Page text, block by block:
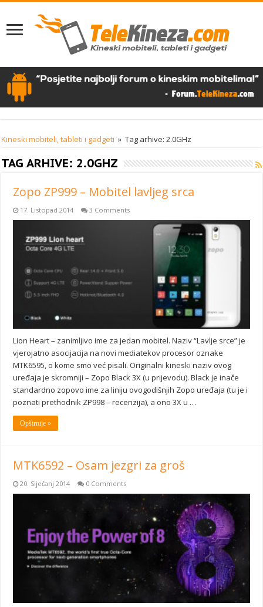
Kineski mobiteli, tableti i gadgeti » Tag arhive: 2.0GHz
TAG ARHIVE: 2.0GHZ
Zopo ZP999 – Mobitel lavljeg srca
17. Listopad 2014 3 Comments
Lion Heart – zanimljivo ime za jedan mobitel. Naziv “Lavlje srce” je
vjerojatno asocijacija na novi mediatekov procesor oznake
MTK6595, o kome smo već pisali. Originalni kineski naziv ovog
uređaja je skromniji – Zopo Black 3X (u prijevodu). Black je inače
standardno zopovo ime za liniju ovogodišnjih Zopo uređaja (tu je i
poznati prethodnik ZP998 – recenzija), a ono 3X u …
Opširnije »
MTK6592 – Osam jezgri za groš
20. Siječanj 2014 0 Comments